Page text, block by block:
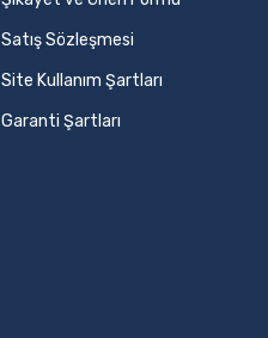
Satış Sözleşmesi
Site Kullanım Şartları
Garanti Şartları